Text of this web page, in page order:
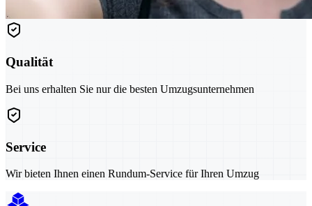
Qualität
Bei uns erhalten Sie nur die besten Umzugsunternehmen
Service
Wir bieten Ihnen einen Rundum-Service für Ihren Umzug